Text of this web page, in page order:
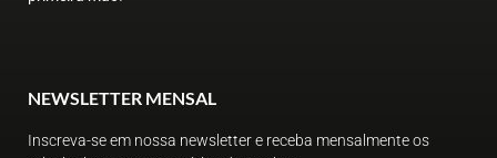
NEWSLETTER MENSAL
Inscreva-se em nossa newsletter e receba mensalmente os